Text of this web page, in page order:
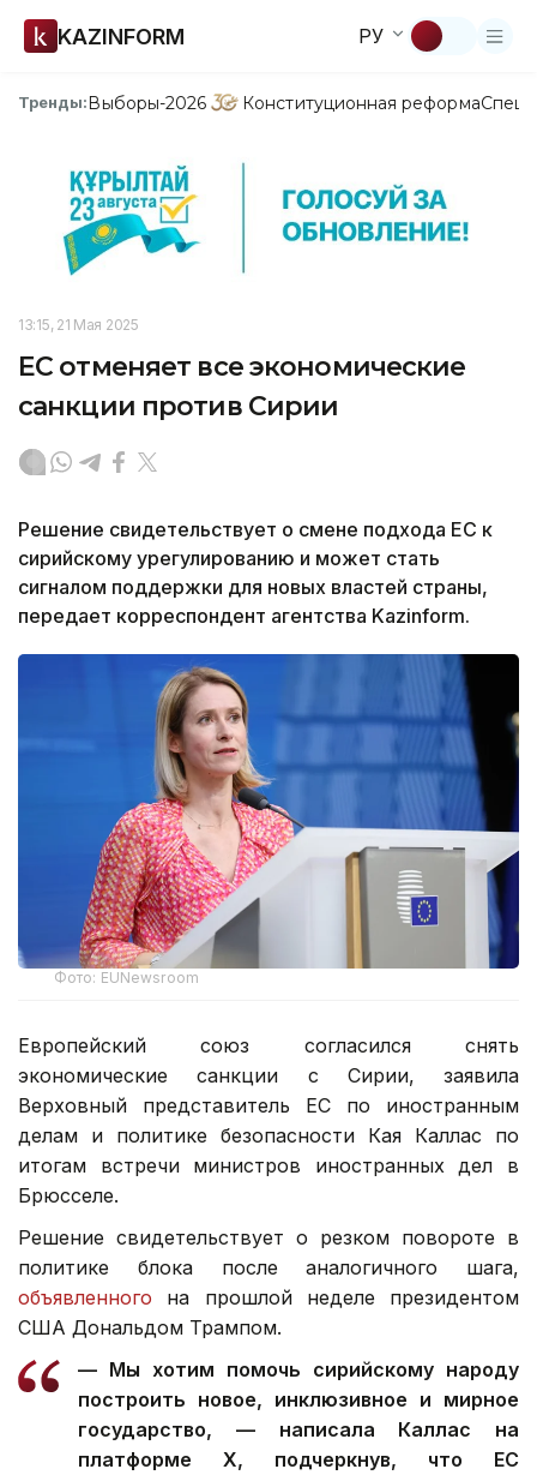
KAZINFORM РУ
Тренды:Выборы-2026 Конституционная реформа
13:15, 21 Мая 2025
ЕС отменяет все экономические
санкции против Сирии
Решение свидетельствует о смене подхода ЕС к
сирийскому урегулированию и может стать
сигналом поддержки для новых властей страны,
передает корреспондент агентства Kazinform.
Фото: EUNewsroom
Европейский союз согласился снять
экономические санкции с Сирии, заявила
Верховный представитель ЕС по иностранным
делам и политике безопасности Кая Каллас по
итогам встречи министров иностранных дел в
Брюсселе.
Решение свидетельствует о резком повороте в
политике блока после аналогичного шага,
объявленного на прошлой неделе президентом
США Дональдом Трампом.
— Мы хотим помочь сирийскому народу
построить новое, инклюзивное и мирное
государство, — написала Каллас на
платформе X, подчеркнув, что ЕС